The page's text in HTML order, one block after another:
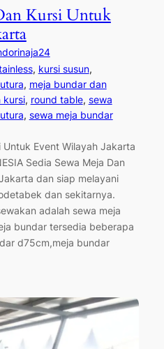
Kursi Untuk
, kursi susun
, meja bundar dan
kursi, round table, sewa
, sewa meja bundar
Untuk Event Wilayah Jakarta
Sedia Sewa Meja Dan
dan siap melayani
dan sekitarnya.
adalah sewa meja
bundar tersedia beberapa
d75cm,meja bundar